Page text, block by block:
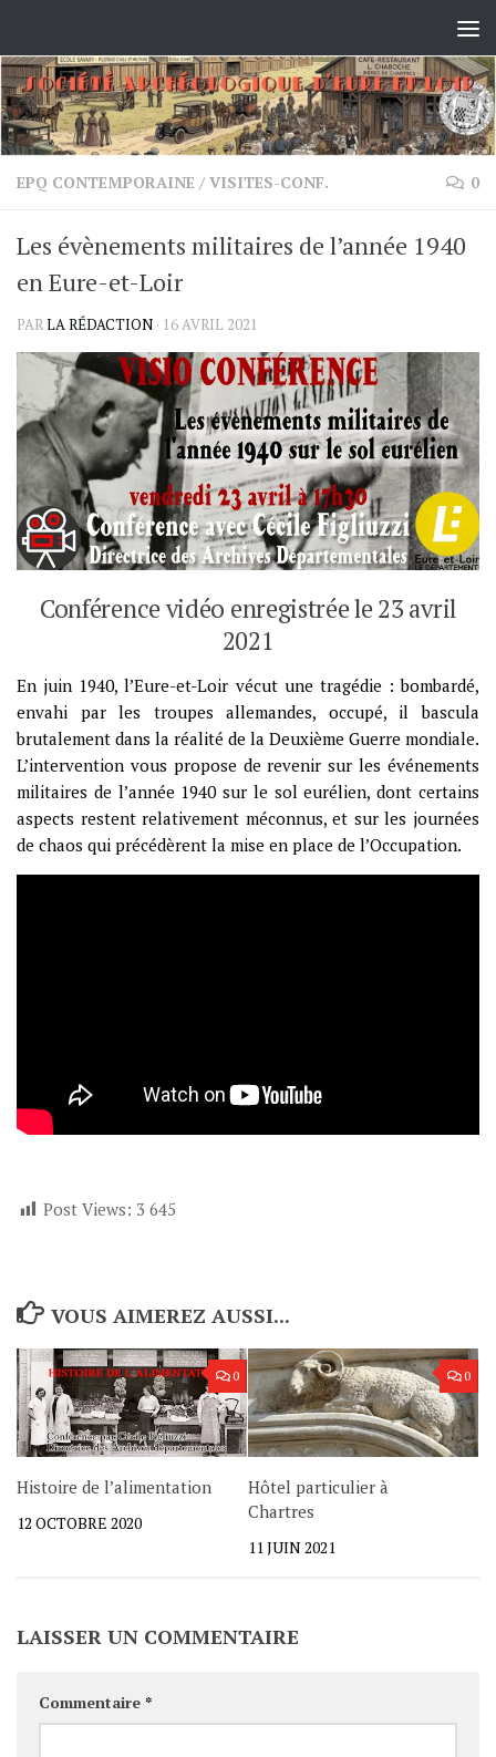
EPQ CONTEMPORAINE / VISITES-CONF. 0
Les évènements militaires de l’année 1940
en Eure-et-Loir
PARLA RÉDACTION · 16 AVRIL 2021
Conférence vidéo enregistrée le 23 avril
2021
En juin 1940, l’Eure-et-Loir vécut une tragédie : bombardé,
envahi par les troupes allemandes, occupé, il bascula
brutalement dans la réalité de la Deuxième Guerre mondiale.
L’intervention vous propose de revenir sur les événements
militaires de l’année 1940 sur le sol eurélien, dont certains
aspects restent relativement méconnus, et sur les journées
de chaos qui précédèrent la mise en place de l’Occupation.
Post Views: 3 645
VOUS AIMEREZ AUSSI...
0
Histoire de l’alimentation
12 OCTOBRE 2020
0
Hôtel particulier à
Chartres
11 JUIN 2021
LAISSER UN COMMENTAIRE
Commentaire *